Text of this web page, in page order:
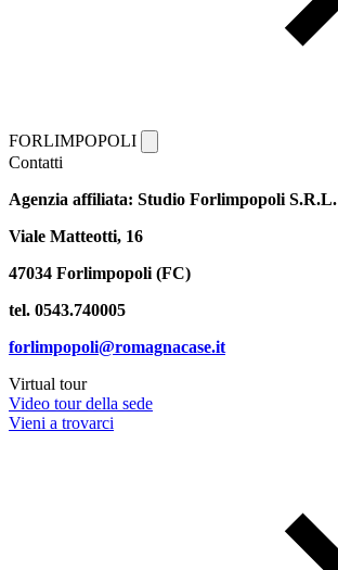
FORLIMPOPOLI
Contatti
Agenzia affiliata: Studio Forlimpopoli S.R.L.
Viale Matteotti, 16
47034 Forlimpopoli (FC)
tel. 0543.740005
forlimpopoli@romagnacase.it
Virtual tour
Video tour della sede
Vieni a trovarci